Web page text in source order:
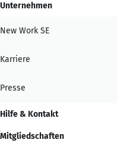
Unternehmen
New Work SE
Karriere
Presse
Hilfe & Kontakt
Mitgliedschaften